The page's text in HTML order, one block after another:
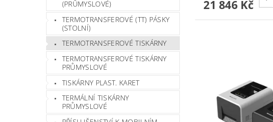
(PRŮMYSLOVÉ)
TERMOTRANSFEROVÉ (TT) PÁSKY
(STOLNÍ)
TERMOTRANSFEROVÉ TISKÁRNY
TERMOTRANSFEROVÉ TISKÁRNY
PRŮMYSLOVÉ
TISKÁRNY PLAST. KARET
TERMÁLNÍ TISKÁRNY
PRŮMYSLOVÉ
21 846 Kč